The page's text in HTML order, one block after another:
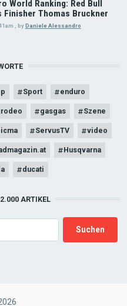
World Ranking: Red Bull
Finisher Thomas Bruckner
byDaniele Alessandro
Sport enduro
gasgas Szene
ServusTV video
Husqvarna
ducati
ARTIKEL